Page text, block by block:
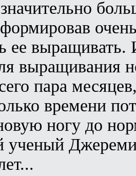
значительно
ее
выращивания
пара
времени
ногу до
ученый Джереми